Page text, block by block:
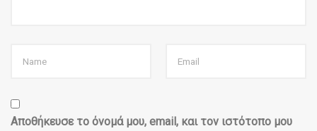
Αποθήκευσε το όνομά μου, email, και τον ιστότοπο μου